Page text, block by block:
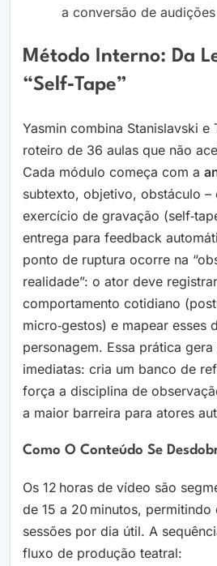
a conversão de
Método Interno: Da
“self‑tape”
Yasmin combina Stanislavski e
roteiro de 36 aulas que não
Cada módulo começa com a
subtexto, objetivo, obstáculo –
exercício de gravação
entrega para feedback
ponto de ruptura ocorre na
realidade”: o ator deve
comportamento cotidiano
micro‑gestos) e mapear esses
personagem. Essa prática
imediatas: cria um banco de
força a disciplina de
a maior barreira para atores
Como O Conteúdo Se
Os 12 horas de vídeo são
de 15 a 20 minutos, permitindo
sessões por dia útil. A
fluxo de produção teatral: